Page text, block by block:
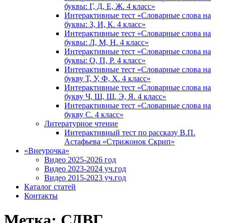
буквы: Г, Д, Е, Ж. 4 класс»
Интерактивные тест «Словарные слова на
буквы: З, И, К. 4 класс»
Интерактивные тест «Словарные слова на
буквы: Л, М, Н. 4 класс»
Интерактивные тест «Словарные слова на
буквы: О, П, Р. 4 класс»
Интерактивные тест «Словарные слова на
букву Т, У, Ф, Х. 4 класс»
Интерактивные тест «Словарные слова на
букву Ч, Ш, Щ, Э, Я. 4 класс»
Интерактивные тест «Словарные слова на
букву С. 4 класс»
Литературное чтение
Интерактивный тест по рассказу В.П.
Астафьева «Стрижонок Скрип»
«Внеурочка»
Видео 2025-2026 год
Видео 2023-2024 уч.год
Видео 2015-2023 уч.год
Каталог статей
Контакты